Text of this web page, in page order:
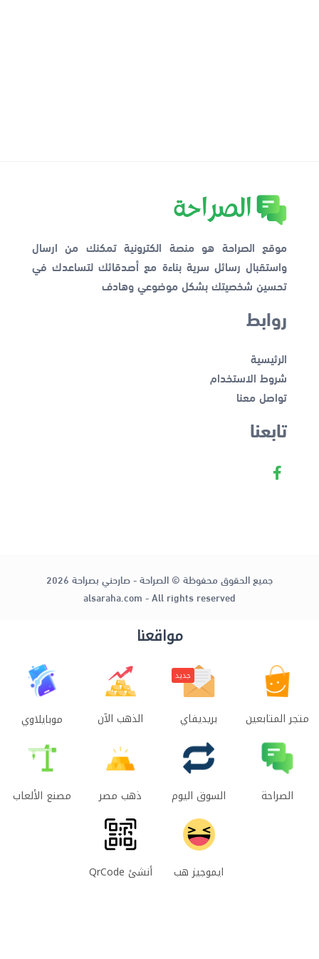
موقع الصراحة هو منصة الكترونية تمكنك من ارسال
واستقبال رسائل سرية بناءة مع أصدقائك لتساعدك في
تحسين شخصيتك بشكل موضوعي وهادف
روابط
الرئيسية
شروط الاستخدام
تواصل معنا
تابعنا
جميع الحقوق محفوظة © الصراحة - صارحني بصراحة 2026
alsaraha.com - All rights reserved